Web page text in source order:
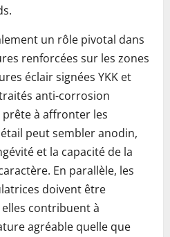
un rôle pivotal dans
renforcées sur les zones
éclair signées YKK et
anti-corrosion
à affronter les
peut sembler anodin,
et la capacité de la
En parallèle, les
doivent être
contribuent à
agréable quelle que